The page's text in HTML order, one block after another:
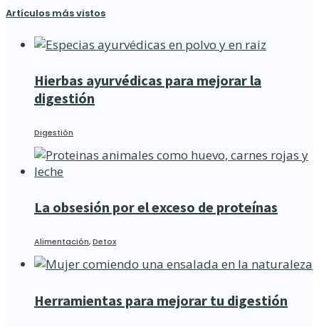
Artículos más vistos
Hierbas ayurvédicas para mejorar la
digestión
Digestión
La obsesión por el exceso de proteínas
Alimentación,Detox
Herramientas para mejorar tu digestión